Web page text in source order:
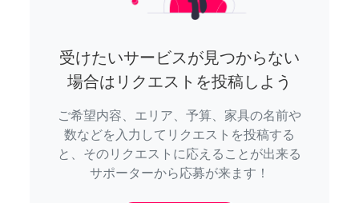
受けたいサービスが見つからない
場合はリクエストを投稿しよう
ご希望内容、エリア、予算、家具の名前や
数などを入力してリクエストを投稿する
と、そのリクエストに応えることが出来る
サポーターから応募が来ます！